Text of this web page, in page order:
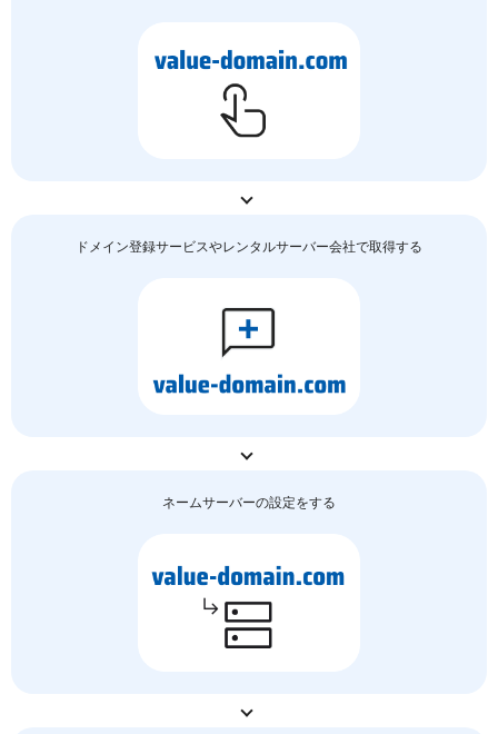
ドメイン登録サービスやレンタルサーバー会社で取得する
ネームサーバーの設定をする